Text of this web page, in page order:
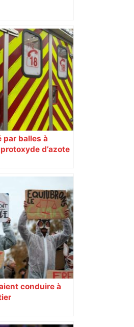
malgré les
par balles à
d’azote
conduire à